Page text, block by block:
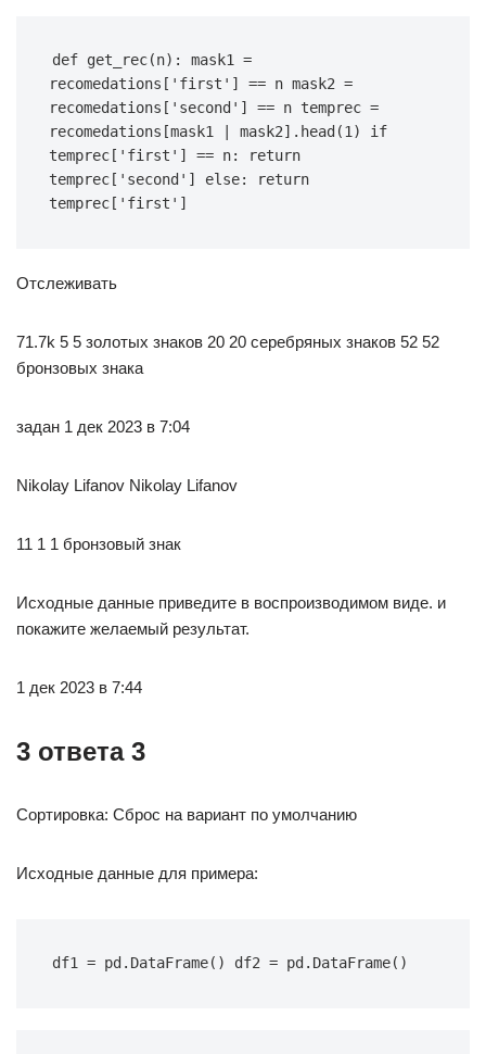
def get_rec(n): mask1 =
recomedations['first'] == n mask2 =
recomedations['second'] == n temprec =
recomedations[mask1 | mask2].head(1) if
temprec['first'] == n: return
temprec['second'] else: return
temprec['first']
Отслеживать
71.7k 5 5 золотых знаков 20 20 серебряных знаков 52 52
бронзовых знака
задан 1 дек 2023 в 7:04
Nikolay Lifanov Nikolay Lifanov
11 1 1 бронзовый знак
Исходные данные приведите в воспроизводимом виде. и
покажите желаемый результат.
1 дек 2023 в 7:44
3 ответа 3
Сортировка: Сброс на вариант по умолчанию
Исходные данные для примера:
df1 = pd.DataFrame() df2 = pd.DataFrame()